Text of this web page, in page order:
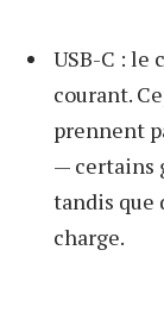
USB-C : le
courant.
prennent
— certains
tandis que
charge.